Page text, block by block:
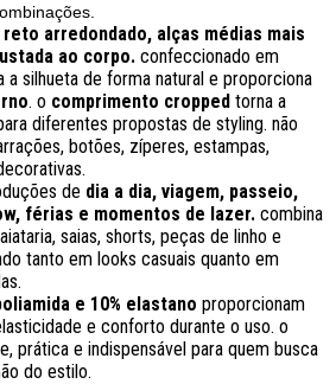
arredondado, alças médias mais
ao corpo. confeccionado em
a silhueta de forma natural e proporciona
. o comprimento cropped torna a
diferentes propostas de styling. não
botões, zíperes, estampas,
de dia a dia, viagem, passeio,
férias e momentos de lazer. combina
saias, shorts, peças de linho e
tanto em looks casuais quanto em
e 10% elastano proporcionam
e conforto durante o uso. o
prática e indispensável para quem busca
do estilo.